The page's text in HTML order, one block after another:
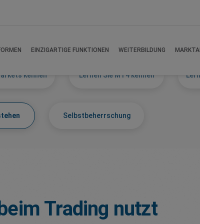
EINZIGARTIGE FUNKTIONEN WEITERBILDUNG
kennen Lernen Sie MT4 kennen
Selbstbeherrschung
Trading nutzt